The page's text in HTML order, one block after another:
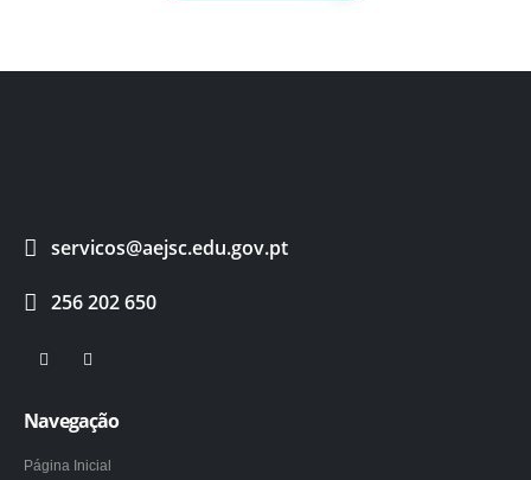
servicos@aejsc.edu.gov.pt
256 202 650
Navegação
Página Inicial